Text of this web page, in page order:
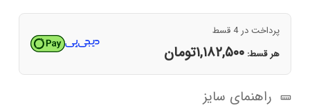
پرداخت در 4 قسط
هر قسط:۱,۱۸۲,۵۰۰تومان
راهنمای سایز